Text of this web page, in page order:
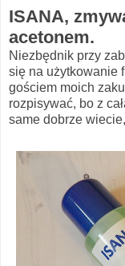
ISANA,
acetonem.
Niezbędnik przy
się na użytkowanie
gościem moich
rozpisywać, bo z
same dobrze